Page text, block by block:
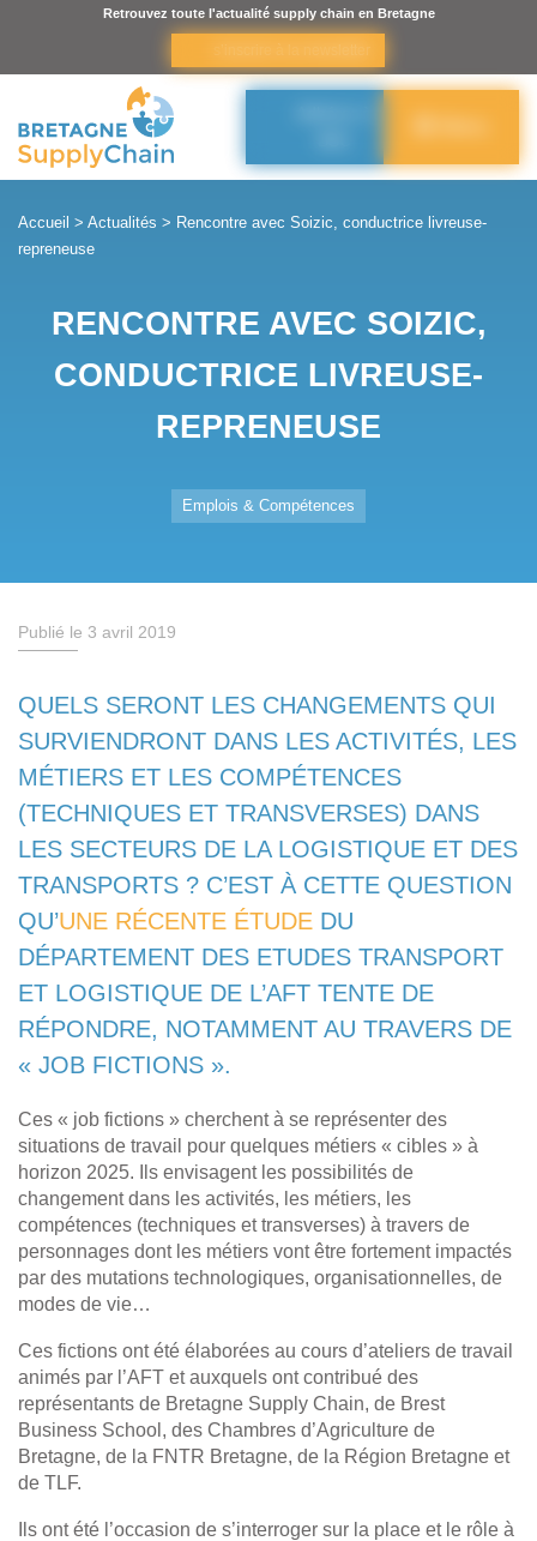
Retrouvez toute l'actualité supply chain en Bretagne
Accueil > Actualités > Rencontre avec Soizic, conductrice livreuse-
repreneuse
RENCONTRE AVEC SOIZIC,
CONDUCTRICE LIVREUSE-
REPRENEUSE
Emplois & Compétences
Publié le 3 avril 2019
QUELS SERONT LES CHANGEMENTS QUI
SURVIENDRONT DANS LES ACTIVITÉS, LES
MÉTIERS ET LES COMPÉTENCES
(TECHNIQUES ET TRANSVERSES) DANS
LES SECTEURS DE LA LOGISTIQUE ET DES
TRANSPORTS ? C’EST À CETTE QUESTION
QU’UNE RÉCENTE ÉTUDE DU
DÉPARTEMENT DES ETUDES TRANSPORT
ET LOGISTIQUE DE L’AFT TENTE DE
RÉPONDRE, NOTAMMENT AU TRAVERS DE
« JOB FICTIONS ».
Ces « job fictions » cherchent à se représenter des
situations de travail pour quelques métiers « cibles » à
horizon 2025. Ils envisagent les possibilités de
changement dans les activités, les métiers, les
compétences (techniques et transverses) à travers de
personnages dont les métiers vont être fortement impactés
par des mutations technologiques, organisationnelles, de
modes de vie…
Ces fictions ont été élaborées au cours d’ateliers de travail
animés par l’AFT et auxquels ont contribué des
représentants de Bretagne Supply Chain, de Brest
Business School, des Chambres d’Agriculture de
Bretagne, de la FNTR Bretagne, de la Région Bretagne et
de TLF.
Ils ont été l’occasion de s’interroger sur la place et le rôle à
Panneau de gestion des cookies